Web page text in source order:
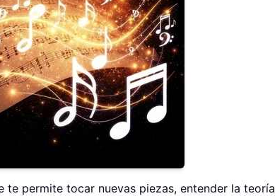
te permite tocar nuevas piezas, entender la teoría